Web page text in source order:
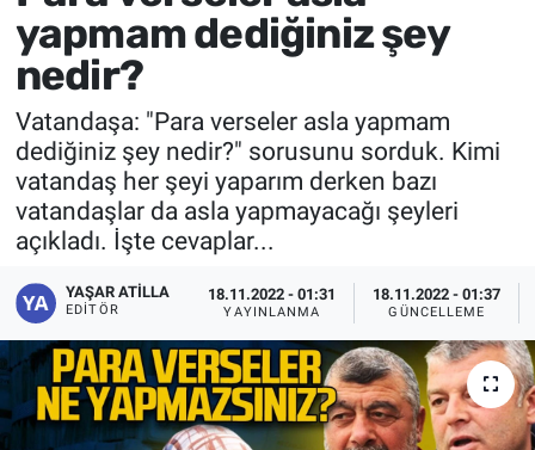
yapmam dediğiniz şey
nedir?
Vatandaşa: "Para verseler asla yapmam
dediğiniz şey nedir?" sorusunu sorduk. Kimi
vatandaş her şeyi yaparım derken bazı
vatandaşlar da asla yapmayacağı şeyleri
açıkladı. İşte cevaplar...
YAŞAR ATILLA
EDITÖR
18.11.2022 - 01:31
YAYINLANMA
18.11.2022 - 01:37
GÜNCELLEME
SİYASET
SAĞLIK